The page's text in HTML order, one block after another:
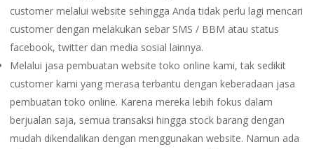
customer melalui website sehingga Anda tidak perlu lagi mencari
customer dengan melakukan sebar SMS / BBM atau status
facebook, twitter dan media sosial lainnya.
Melalui jasa pembuatan website toko online kami, tak sedikit
customer kami yang merasa terbantu dengan keberadaan jasa
pembuatan toko online. Karena mereka lebih fokus dalam
berjualan saja, semua transaksi hingga stock barang dengan
mudah dikendalikan dengan menggunakan website. Namun ada